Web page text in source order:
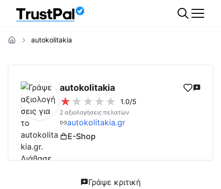
autokolitakia
autokolitakia.gr Αξιολογήσεις | Δες
autokolitakia
★★ ★ ★ ★ 1.0/5
2 αξιολογήσεις πελατών
autokolitakia.gr
E-Shop
Γράψε κριτική